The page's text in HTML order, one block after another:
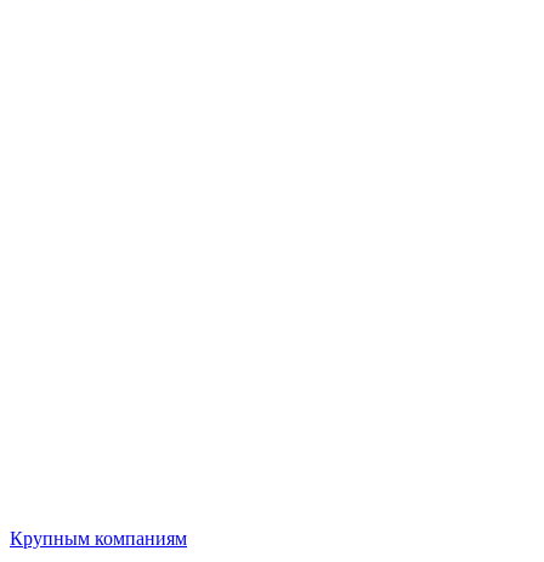
Крупным компаниям